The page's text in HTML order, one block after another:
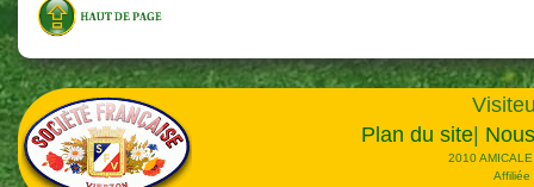
Plan du site|
2010
Affiliée